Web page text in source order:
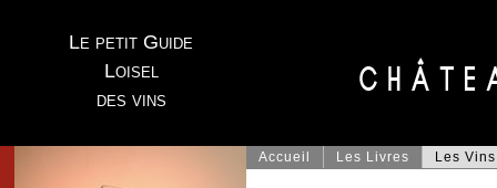
Le petit Guide
Loisel
des vins
Accueil Les Livres Les Vins